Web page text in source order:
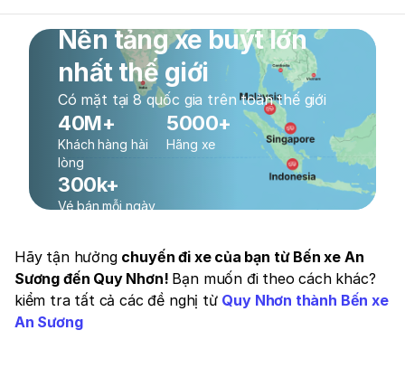
Nền tảng xe buýt lớn
nhất thế giới
Có mặt tại 8 quốc gia trên toàn thế giới
40M+
Khách hàng hài
lòng
5000+
Hãng xe
300k+
Vé bán mỗi ngày
Hãy tận hưởng chuyến đi xe của bạn từ Bến xe An
Sương đến Quy Nhơn! Bạn muốn đi theo cách khác?
kiểm tra tất cả các đề nghị từ Quy Nhơn thành Bến xe
An Sương